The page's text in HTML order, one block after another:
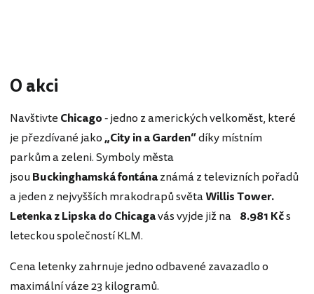
O akci
Navštivte Chicago- jedno z amerických velkoměst, které
je přezdívané jako„City in a Garden“díky místním
parkům a zeleni. Symboly města
jsouBuckinghamskáfontánaznámá z televizních pořadů
a jeden z nejvyšších mrakodrapů světaWillis Tower.
Letenka z Lipska do Chicagavás vyjde již na 8.981 Kčs
leteckou společností KLM.
Cena letenky zahrnuje jedno odbavené zavazadlo o
maximální váze 23 kilogramů.